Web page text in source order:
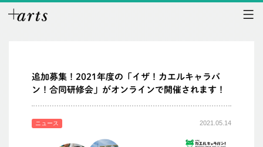
追加募集！2021年度の「イザ！カエルキャラバ
ン！合同研修会」がオンラインで開催されます！
ニュース 2021.05.14